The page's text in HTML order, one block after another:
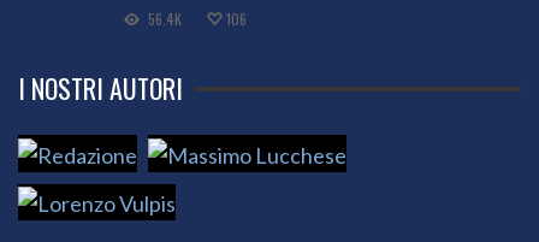
56.4K 106
I NOSTRI AUTORI